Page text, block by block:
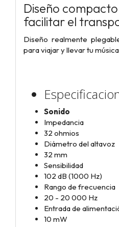
Diseño
facilitar el
Diseño realmente
para viajar y llevar tu
Sonido
Impedancia
32 ohmios
Diámetro del altavoz
32 mm
Sensibilidad
102 dB (1000 Hz)
Rango de frecuencia
20 - 20 000 Hz
Entrada de
10 mW